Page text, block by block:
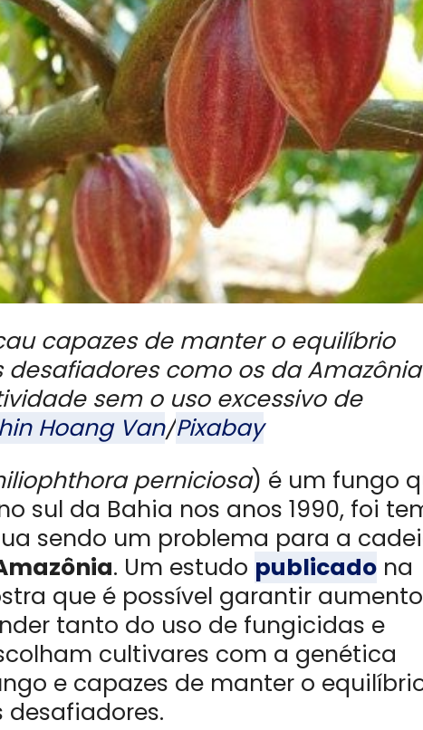
capazes de manter o equilíbrio
como os da Amazônia
sem o uso excessivo de
Hoang Van/Pixabay
perniciosa) é um fungo
sul da Bahia nos anos 1990, foi
sendo um problema para a
. Um estudo publicado na
que é possível garantir aumento
tanto do uso de fungicidas e
cultivares com a genética
e capazes de manter o